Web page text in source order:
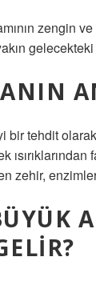
zengin
bir tehdit
zehir,